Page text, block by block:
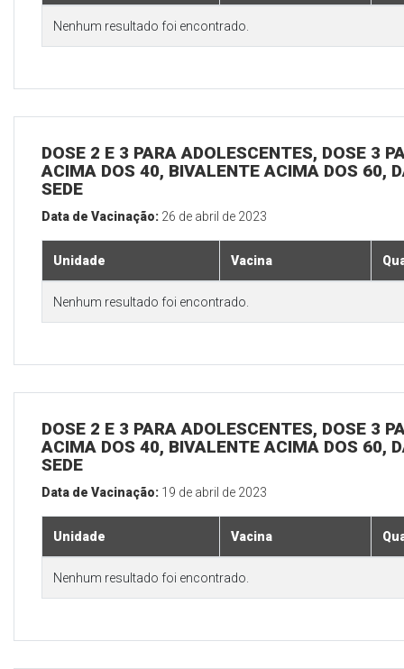
Nenhum resultado foi encontrado.
DOSE 2 E 3 PARA ADOLESCENTES, DOSE 3
ACIMA DOS 40, BIVALENTE ACIMA DOS 60,
SEDE
Data de Vacinação: 26 de abril de 2023
Unidade Vacina
Nenhum resultado foi encontrado.
DOSE 2 E 3 PARA ADOLESCENTES, DOSE 3
ACIMA DOS 40, BIVALENTE ACIMA DOS 60,
SEDE
Data de Vacinação: 19 de abril de 2023
Unidade Vacina
Nenhum resultado foi encontrado.